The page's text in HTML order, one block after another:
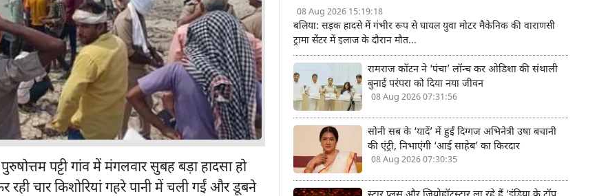
पट्टी गांव में मंगलवार सुबह बड़ा हादसा हो
रही चार किशोरियां गहरे पानी में चली गईं और डूबने
08 Aug 2026 15:19:18
बलिया: सड़क हादसे में गंभीर रूप से घायल युवा मोटर मैकेनिक की वाराणसी
ट्रामा सेंटर में इलाज के दौरान मौत...
रामराज कॉटन ने ‘पंचा’ लॉन्च कर ओडिशा की संथाली
बुनाई परंपरा को दिया नया जीवन
08 Aug 2026 07:31:56
सोनी सब के ‘यादें’ में हुईं दिग्गज अभिनेत्री उषा बचानी
की एंट्री, निभाएंगी ‘आई साहेब’ का किरदार
08 Aug 2026 07:30:35